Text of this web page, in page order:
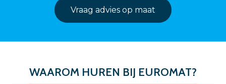
Vraag advies op maat
WAAROM HUREN BIJ EUROMAT?